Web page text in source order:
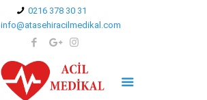
0216 378 30 31
info@atasehiracilmedikal.com